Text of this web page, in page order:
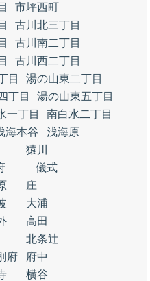
市坪西町
古川北三丁目
古川南二丁目
古川西二丁目
目
湯の山東二丁目
丁目
湯の山東五丁目
一丁目
南白水二丁目
海本谷
浅海原
猿川
儀式
庄
大浦
高田
北条辻
府
府中
横谷